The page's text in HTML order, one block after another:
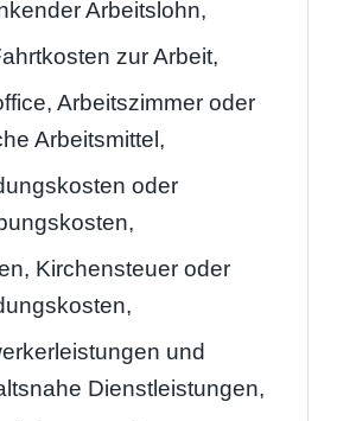
Arbeitslohn,
zur Arbeit,
Arbeitszimmer oder
Arbeitsmittel,
oder
Kirchensteuer oder
und
Dienstleistungen,